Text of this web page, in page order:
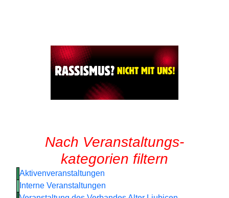
Nach Veranstaltungs-
kategorien filtern
Aktivenveranstaltungen
Interne Veranstaltungen